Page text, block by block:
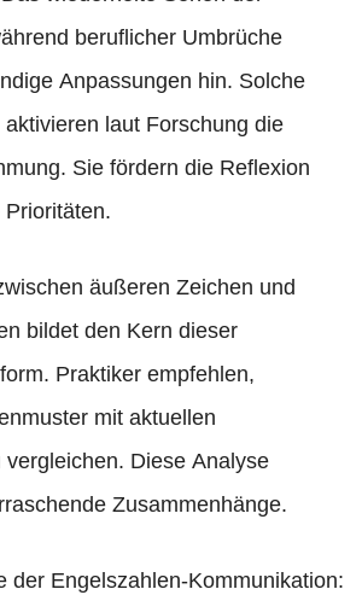
beruflicher Umbrüche
Anpassungen hin. Solche
laut Forschung die
Sie fördern die Reflexion
äußeren Zeichen und
bildet den Kern dieser
Praktiker empfehlen,
mit aktuellen
vergleichen. Diese Analyse
Zusammenhänge.
der Engelszahlen-Kommunikation: